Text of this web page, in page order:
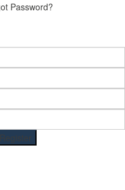
Password?
Register